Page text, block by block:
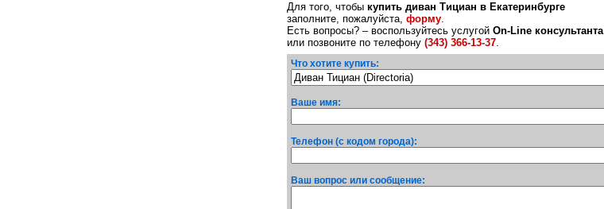
Для того, чтобы купить диван Тициан в Екатеринбурге
заполните, пожалуйста, форму.
Есть вопросы? – воспользуйтесь услугой On-Line консультанта
или позвоните по телефону (343) 366-13-37.
Что хотите купить:
Ваше имя:
Телефон (с кодом города):
Ваш вопрос или сообщение: